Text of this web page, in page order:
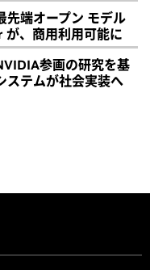
先端オープン モデル
、商用利用可能に
参画の研究を基
ステムが社会実装へ